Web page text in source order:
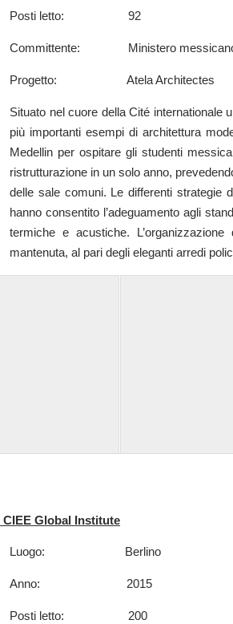
Posti letto: 92
Committente: Ministero messicano
Progetto: Atela Architectes
Situato nel cuore della Cité internationale
più importanti esempi di architettura
Medellin per ospitare gli studenti
ristrutturazione in un solo anno,
delle sale comuni. Le differenti strategie
hanno consentito l’adeguamento agli
termiche e acustiche.
mantenuta, al pari degli eleganti arredi
CIEE Global Institute
Luogo: Berlino
Anno: 2015
Posti letto: 200